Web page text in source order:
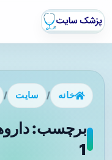
خانه / سایت /
برچسب:
1